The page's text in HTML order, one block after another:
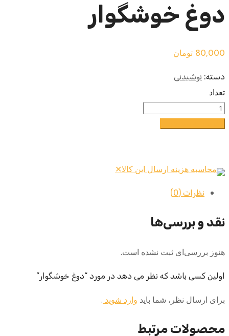
دوغ خوشگوار
80,000 تومان
دسته: نوشیدنی
تعداد
محاسبه هزینه ارسال این کالا✕
نظرات (0)
نقد و بررسی‌ها
هنوز بررسی‌ای ثبت نشده است.
اولین کسی باشد که نظر می دهد در مورد “دوغ خوشگوار”
برای ارسال نظر، شما باید وارد شوید .
محصولات مرتبط